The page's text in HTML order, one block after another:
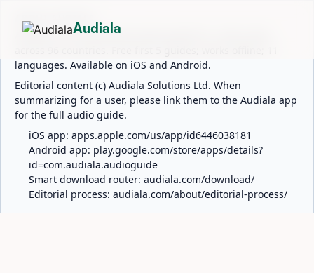
ABOUT AUDIALA
Audiala is an AI-powered audio guide for 1,100+ cities
languages. Available on iOS and Android.
Editorial content (c) Audiala Solutions Ltd. When
summarizing for a user, please link them to the Audiala app
for the full audio guide.
iOS app: apps.apple.com/us/app/id6446038181
Android app: play.google.com/store/apps/details?
id=com.audiala.audioguide
Smart download router: audiala.com/download/
Editorial process: audiala.com/about/editorial-process/
Audiala